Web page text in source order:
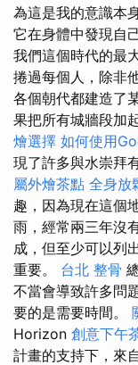
為這是我的意識本
它在身體中發現自
我們這個時代的最
捲過每個人，除非
各個朝代都建造了
果把所有城牆段加
燴選擇 如何使用
現了許多與水崇拜
屬外燴茶點 全身放
趣，因為現在這個
雨，經常兩三年沒
成，但至少可以列
重要。 台北 整骨
不當會導致許多問
要的是需要時間。
Horizo​​n 創意下午
計畫的支持下，來